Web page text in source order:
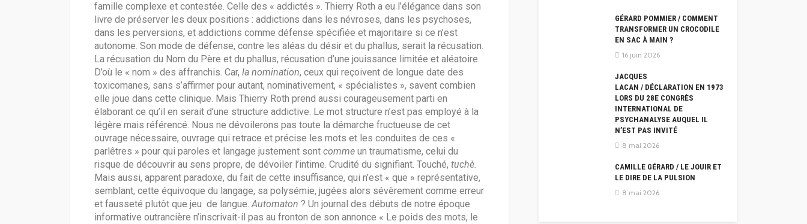
famille complexe et contestée. Celle des « addictés ». Thierry Roth a eu l’élégance dans son
livre de préserver les deux positions : addictions dans les névroses, dans les psychoses,
dans les perversions, et addictions comme défense spécifiée et majoritaire si ce n’est
autonome. Son mode de défense, contre les aléas du désir et du phallus, serait la récusation.
La récusation du Nom du Père et du phallus, récusation d’une jouissance limitée et aléatoire.
D’où le « nom » des affranchis. Car, la nomination, ceux qui reçoivent de longue date des
toxicomanes, sans s’affirmer pour autant, nominativement, « spécialistes », savent combien
elle joue dans cette clinique. Mais Thierry Roth prend aussi courageusement parti en
élaborant ce qu’il en serait d’une structure addictive. Le mot structure n’est pas employé à la
légère mais référencé. Nous ne dévoilerons pas toute la démarche fructueuse de cet
ouvrage nécessaire, ouvrage qui retrace et précise les mots et les conduites de ces «
parlêtres » pour qui paroles et langage justement sont comme un traumatisme, celui du
risque de découvrir au sens propre, de dévoiler l’intime. Crudité du signifiant. Touché, tuchè.
Mais aussi, apparent paradoxe, du fait de cette insuffisance, qui n’est « que » représentative,
semblant, cette équivoque du langage, sa polysémie, jugées alors sévèrement comme erreur
et fausseté plutôt que jeu de langue.Automaton ? Un journal des débuts de notre époque
informative outrancière n’inscrivait-il pas au fronton de son annonce « Le poids des mots, le
GÉRARD POMMIER / COMMENT
TRANSFORMER UN CROCODILE
EN SAC À MAIN ?
16 juin 2026
JACQUES
LACAN / DÉCLARATION EN 1973
LORS DU 28E CONGRÈS
INTERNATIONAL DE
PSYCHANALYSE AUQUEL IL
N’EST PAS INVITÉ
8 mai 2026
CAMILLE GÉRARD / LE JOUIR ET
LE DIRE DE LA PULSION
8 mai 2026